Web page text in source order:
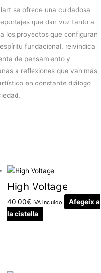
se ofrece una cuidadosa
que dan voz tanto a
los proyectos que configuran
fundacional, reivindica
de pensamiento y
a reflexiones que van más
en constante diálogo
High Voltage
40.00€ IVA incluido
Afegeix a
la cistella